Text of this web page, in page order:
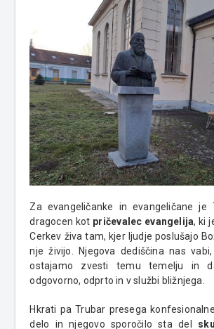
Za evangeličanke in evangeličane je
dragocen kot pričevalec evangelija, ki
Cerkev živa tam, kjer ljudje poslušajo
nje živijo. Njegova dediščina nas
ostajamo zvesti temu temelju in
odgovorno, odprto in v službi bližnjega.
Hkrati pa Trubar presega
delo in njegovo sporočilo sta del